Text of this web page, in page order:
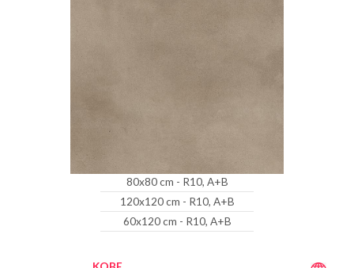
80x80 cm - R10, A+B
120x120 cm - R10, A+B
60x120 cm - R10, A+B